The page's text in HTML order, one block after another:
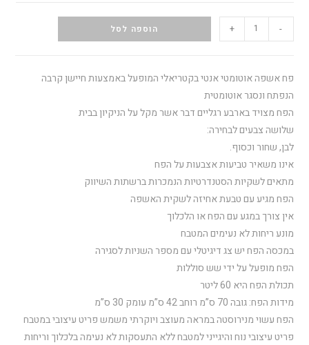
-
+ הוספה לסל
פח אשפה אוטומטי אנטי בקטריאלי המופעל באמצעות חיישן קרבה
הנפתח ונסגר אוטומטית
הפח מצויד בארבע רגליים דבר אשר מקל על הניקיון בבית
שלושה צבעים לבחירה:
לבן, שחור וכסוף.
אינו משאיר טביעות אצבעות על הפח
מתאים לשקיות הסטנדרטיות הנמכרות ברשתות השיווק
הפח מגיע עם טבעת אחיזה לשקית האשפה
אין צורך במגע עם הפח או הלכלוך
מונע ריחות לא נעימים המטבח
במכסה הפח יש צג דיגיטלי עם מספר השניות לסגירה
הפח מופעל על ידי שש סוללות
תכולת הפח היא 60 ליטר
מידות הפח: גובה 70 ס”מ רוחב 42 ס”מ עומק 30 ס”מ
הפח עשוי מנירוסטה במראה מעוצב ויוקרתי משמש פריט עיצובי במטבח
פריט עיצובי נוח והיגייני למטבח ללא התעסקות לא נעימה בלכלוך וריחות